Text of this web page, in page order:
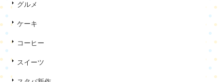
グルメ
ケーキ
コーヒー
スイーツ